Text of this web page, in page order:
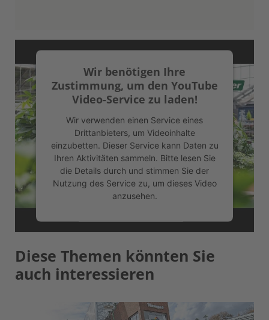
Wir benötigen Ihre
Zustimmung, um den YouTube
Video-Service zu laden!
Wir verwenden einen Service eines
Drittanbieters, um Videoinhalte
einzubetten. Dieser Service kann Daten zu
Ihren Aktivitäten sammeln. Bitte lesen Sie
die Details durch und stimmen Sie der
Nutzung des Service zu, um dieses Video
anzusehen.
Mehr Informationen
Akzeptieren
Diese Themen könnten Sie
auch interessieren